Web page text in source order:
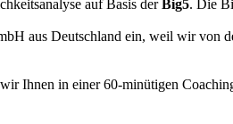
auf Basis derBig5. Die
aus Deutschland ein, weil wir von
Ihnen in einer 60-minütigen